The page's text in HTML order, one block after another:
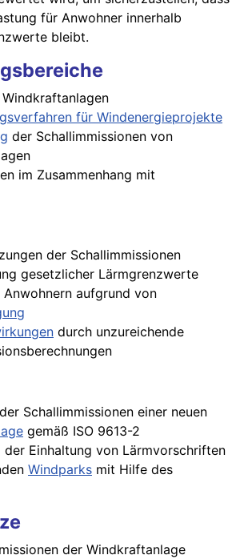
für Anwohner innerhalb
bleibt.
für Windenergieprojekte
der Schallimmissionen von
im Zusammenhang mit
der Schallimmissionen
gesetzlicher Lärmgrenzwerte
aufgrund von
durch unzureichende
Schallimmissionen einer neuen
gemäß ISO 9613-2
der Einhaltung von Lärmvorschriften
Windparks mit Hilfe des
der Windkraftanlage